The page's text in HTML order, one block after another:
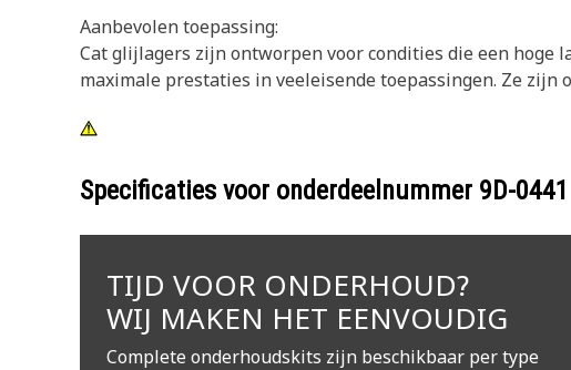
Aanbevolen toepassing:
Cat glijlagers zijn ontworpen voor condities die een hoge
maximale prestaties in veeleisende toepassingen. Ze zijn
Specificaties voor onderdeelnummer 9D-0441
TIJD VOOR ONDERHOUD?
WIJ MAKEN HET EENVOUDIG
Complete onderhoudskits zijn beschikbaar per type